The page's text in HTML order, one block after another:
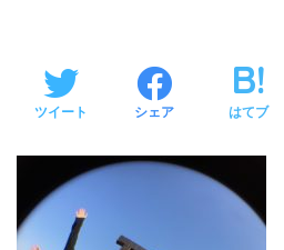
ツイート シェア はてブ